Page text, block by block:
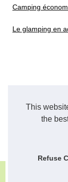
This
the
Refuse
Camping
Le glamping en